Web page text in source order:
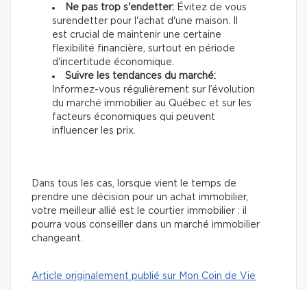
Ne pas trop s'endetter: Évitez de vous
surendetter pour l'achat d'une maison. Il
est crucial de maintenir une certaine
flexibilité financière, surtout en période
d'incertitude économique.
Suivre les tendances du marché:
Informez-vous régulièrement sur l’évolution
du marché immobilier au Québec et sur les
facteurs économiques qui peuvent
influencer les prix.
Dans tous les cas, lorsque vient le temps de
prendre une décision pour un achat immobilier,
votre meilleur allié est le courtier immobilier : il
pourra vous conseiller dans un marché immobilier
changeant.
Article originalement publié sur Mon Coin de Vie